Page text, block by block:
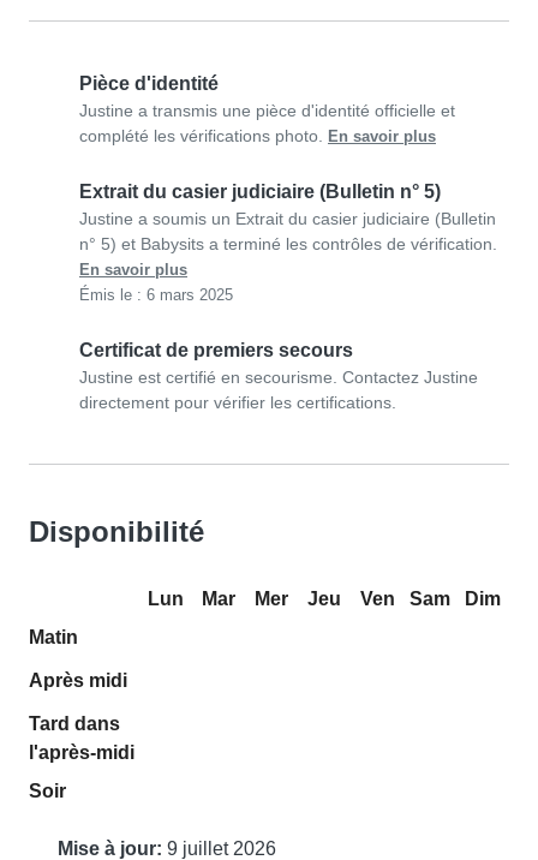
Pièce d'identité
Justine a transmis une pièce d'identité officielle et
complété les vérifications photo.
En savoir plus
Extrait du casier judiciaire (Bulletin n° 5)
Justine a soumis un Extrait du casier judiciaire (Bulletin
n° 5) et Babysits a terminé les contrôles de vérification.
En savoir plus
Émis le : 6 mars 2025
Certificat de premiers secours
Justine est certifié en secourisme. Contactez Justine
directement pour vérifier les certifications.
Disponibilité
Lun Mar Mer Jeu Ven Sam
Dim
Matin
Après midi
Tard dans
l'après-midi
Soir
Mise à jour: 9 juillet 2026